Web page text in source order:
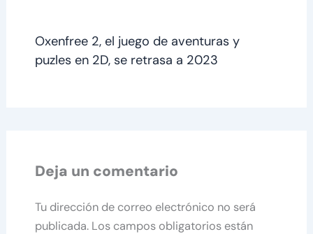
Oxenfree 2, el juego de aventuras y
puzles en 2D, se retrasa a 2023
Deja un comentario
Tu dirección de correo electrónico no será
publicada. Los campos obligatorios están